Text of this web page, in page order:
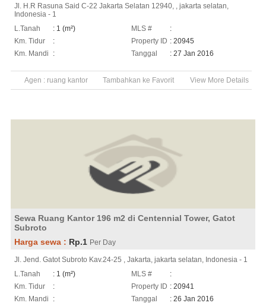
Jl. H.R Rasuna Said C-22 Jakarta Selatan 12940, , jakarta selatan,
Indonesia - 1
L.Tanah
: 1 (m²)
Km. Tidur
:
Km. Mandi
:
MLS #
:
Property ID : 20945
Tanggal
: 27 Jan 2016
Agen : ruang kantor Tambahkan ke Favorit View More Details
Sewa Ruang Kantor 196 m2 di Centennial Tower, Gatot
Subroto
Harga sewa : Rp.1 Per Day
Jl. Jend. Gatot Subroto Kav.24-25 , Jakarta, jakarta selatan, Indonesia - 1
L.Tanah
: 1 (m²)
Km. Tidur
:
Km. Mandi
:
MLS #
:
Property ID : 20941
Tanggal
: 26 Jan 2016